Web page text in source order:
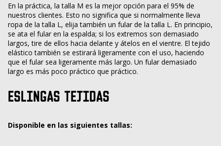
En la práctica, la talla M es la mejor opción para el 95% de
nuestros clientes. Esto no significa que si normalmente lleva
ropa de la talla L, elija también un fular de la talla L. En principio,
se ata el fular en la espalda; si los extremos son demasiado
largos, tire de ellos hacia delante y átelos en el vientre. El tejido
elástico también se estirará ligeramente con el uso, haciendo
que el fular sea ligeramente más largo. Un fular demasiado
largo es más poco práctico que práctico.
ESLINGAS TEJIDAS
Disponible en las siguientes tallas: